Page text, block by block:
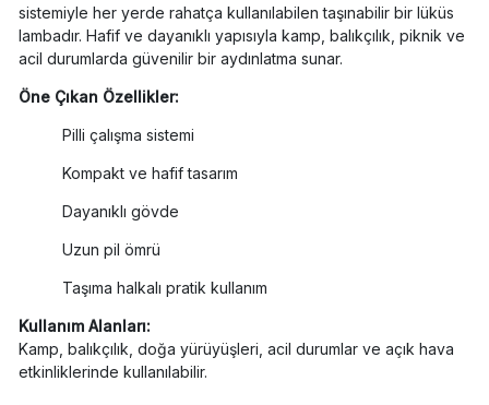
sistemiyle her yerde rahatça kullanılabilen taşınabilir bir lüküs
lambadır. Hafif ve dayanıklı yapısıyla kamp, balıkçılık, piknik ve
acil durumlarda güvenilir bir aydınlatma sunar.
Öne Çıkan Özellikler:
Pilli çalışma sistemi
Kompakt ve hafif tasarım
Dayanıklı gövde
Uzun pil ömrü
Taşıma halkalı pratik kullanım
Kullanım Alanları:
Kamp, balıkçılık, doğa yürüyüşleri, acil durumlar ve açık hava
etkinliklerinde kullanılabilir.